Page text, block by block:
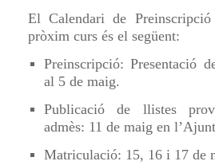
El Calendari de
pròxim curs és el següent:
Preinscripció: Presentació
al 5 de maig.
Publicació de llistes
admès: 11 de maig en
Matriculació: 15, 16 i 17 de